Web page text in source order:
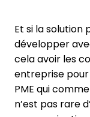
Et si la solution
développer
cela avoir les
entreprise
PME qui
n’est pas rare